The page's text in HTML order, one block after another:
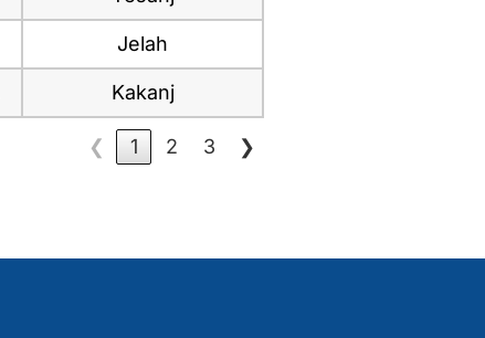
Jelah
Kakanj
❮ 1 2 3 ❯